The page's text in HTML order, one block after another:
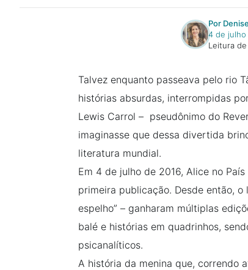
Por
4 de julho
Leitura
Talvez enquanto passeava pelo rio
histórias absurdas, interrompidas
Lewis Carrol – pseudônimo do
imaginasse que dessa divertida
literatura mundial.
Em 4 de julho de 2016, Alice no
primeira publicação. Desde então,
espelho” – ganharam múltiplas
balé e histórias em quadrinhos,
psicanalíticos.
A história da menina que, correndo